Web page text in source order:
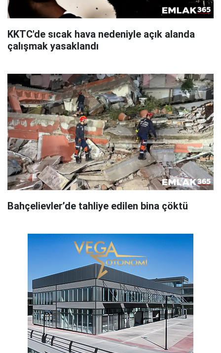
KKTC'de sıcak hava nedeniyle açık alanda
çalışmak yasaklandı
Bahçelievler’de tahliye edilen bina çöktü